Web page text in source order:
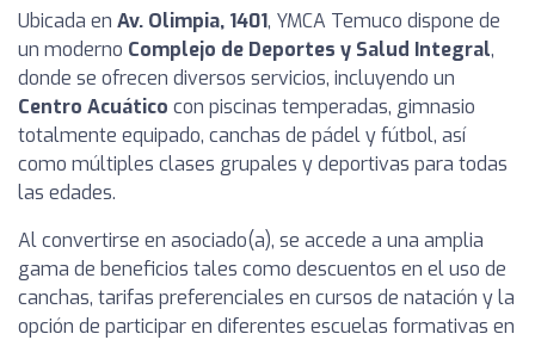
Ubicada en Av. Olimpia, 1401, YMCA Temuco dispone de
un moderno Complejo de Deportes y Salud Integral,
donde se ofrecen diversos servicios, incluyendo un
Centro Acuático con piscinas temperadas, gimnasio
totalmente equipado, canchas de pádel y fútbol, así
como múltiples clases grupales y deportivas para todas
las edades.
Al convertirse en asociado(a), se accede a una amplia
gama de beneficios tales como descuentos en el uso de
canchas, tarifas preferenciales en cursos de natación y la
opción de participar en diferentes escuelas formativas en